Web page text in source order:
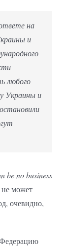
на
и
любого
Украины и
be no business
не может
очевидно,
Федерацию